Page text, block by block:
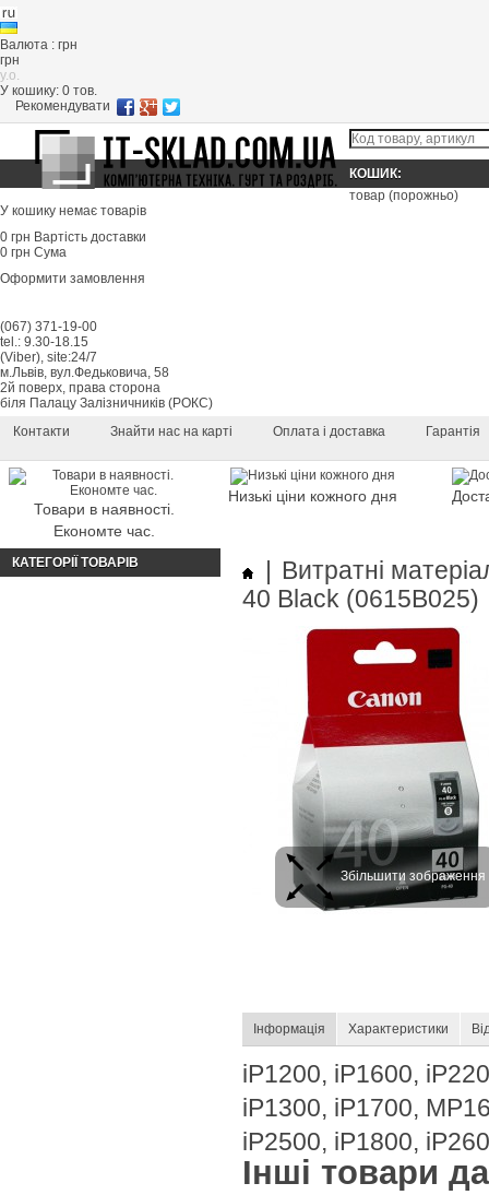
Валюта : грн
грн
y.o.
У кошику: 0 тов.
Рекомендувати
КОШИК:
товар (порожньо)
У кошику немає товарів
0 грн Вартість доставки
0 грн Сума
Оформити замовлення
(067) 371-19-00
tel.: 9.30-18.15
(Viber), site:24/7
м.Львів, вул.Федьковича, 58
2й поверх, права сторона
біля Палацу Залізничників (РОКС)
Контакти
Знайти нас на карті Оплата і доставка Гарантія
Товари в наявності.
Економте час.
Низькі ціни кожного дня
КАТЕГОРІЇ ТОВАРІВ
Витратні
40 Black (0615B025)
Збільшити зображення
Інформація Характеристики
iP1200, iP1600,
iP1300, iP1700,
iP2500, iP1800,
Інші товари